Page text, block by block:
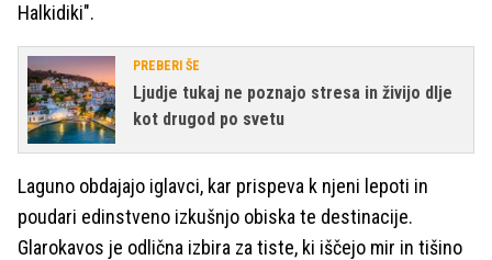
Halkidiki".
PREBERI ŠE
Ljudje tukaj ne poznajo stresa in živijo dlje
kot drugod po svetu
Laguno obdajajo iglavci, kar prispeva k njeni lepoti in
poudari edinstveno izkušnjo obiska te destinacije.
Glarokavos je odlična izbira za tiste, ki iščejo mir in tišino